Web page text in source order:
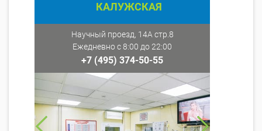
КАЛУЖСКАЯ
Научный проезд, 14А стр.8
Ежедневно с 8:00 до 22:00
+7 (495) 374-50-55